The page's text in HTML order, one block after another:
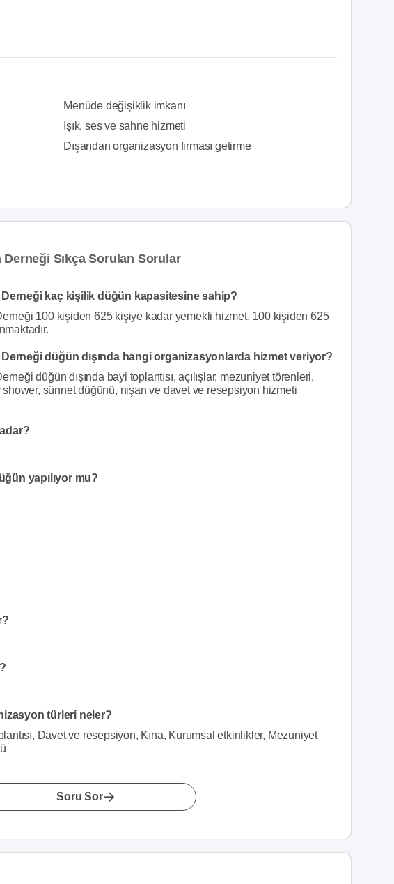
Menüde değişiklik imkanı
Işık, ses ve sahne hizmeti
Dışarıdan organizasyon firması getirme
Sıkça Sorulan Sorular
Derneği kaç kişilik düğün kapasitesine sahip?
100 kişiden 625 kişiye kadar yemekli hizmet, 100 kişiden 625
düğün dışında hangi organizasyonlarda hizmet veriyor?
düğün dışında bayi toplantısı, açılışlar, mezuniyet törenleri,
shower, sünnet düğünü, nişan ve davet ve resepsiyon hizmeti
yapılıyor mu?
türleri neler?
Davet ve resepsiyon, Kına, Kurumsal etkinlikler, Mezuniyet
Soru Sor